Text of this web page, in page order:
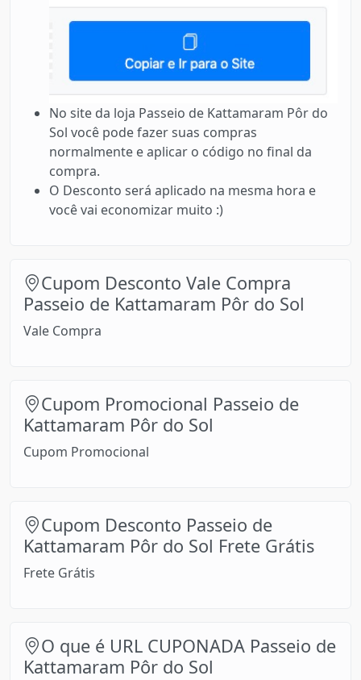
No site da loja Passeio de Kattamaram Pôr do
Sol você pode fazer suas compras
normalmente e aplicar o código no final da
compra.
O Desconto será aplicado na mesma hora e
você vai economizar muito :)
Cupom Desconto Vale Compra
Passeio de Kattamaram Pôr do Sol
Vale Compra
Cupom Promocional Passeio de
Kattamaram Pôr do Sol
Cupom Promocional
Cupom Desconto Passeio de
Kattamaram Pôr do Sol Frete Grátis
Frete Grátis
O que é URL CUPONADA Passeio de
Kattamaram Pôr do Sol